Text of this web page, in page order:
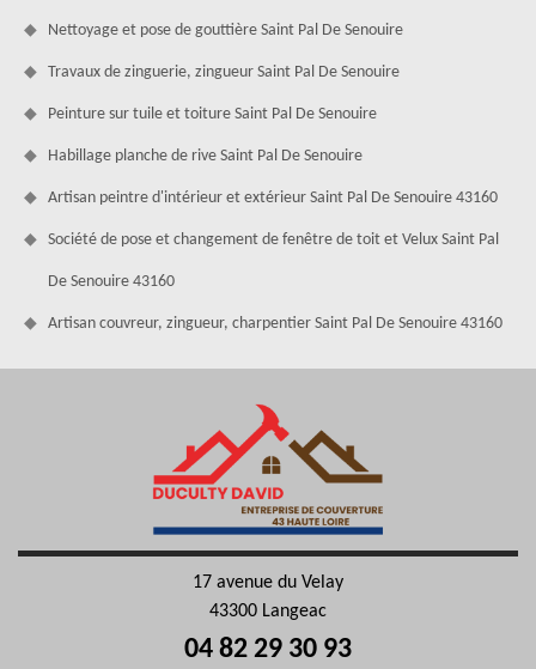
Nettoyage et pose de gouttière Saint Pal De Senouire
Travaux de zinguerie, zingueur Saint Pal De Senouire
Peinture sur tuile et toiture Saint Pal De Senouire
Habillage planche de rive Saint Pal De Senouire
Artisan peintre d'intérieur et extérieur Saint Pal De Senouire 43160
Société de pose et changement de fenêtre de toit et Velux Saint Pal
De Senouire 43160
Artisan couvreur, zingueur, charpentier Saint Pal De Senouire 43160
17 avenue du Velay
43300 Langeac
04 82 29 30 93